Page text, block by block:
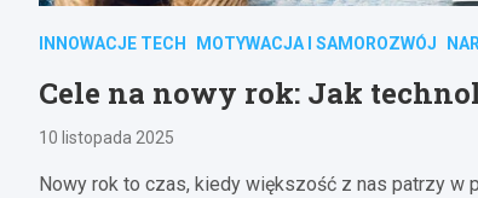
INNOWACJE TECH MOTYWACJA I SAMOROZWÓJ
Cele na nowy rok: Jak
10 listopada 2025
Nowy rok to czas, kiedy większość z nas patrzy w